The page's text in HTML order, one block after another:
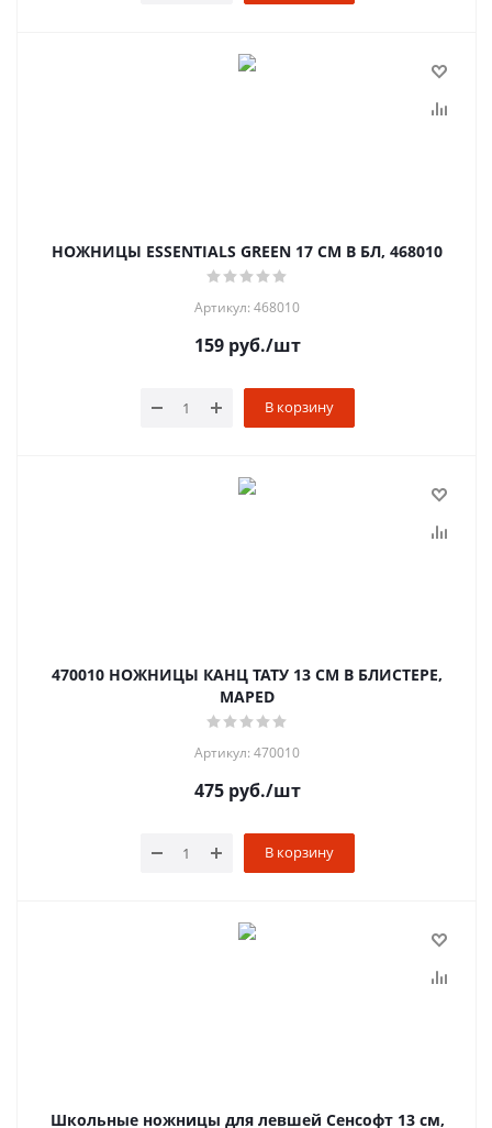
НОЖНИЦЫ ESSENTIALS GREEN 17 СМ В БЛ, 468010
Артикул: 468010
159руб./шт
В корзину
470010 НОЖНИЦЫ КАНЦ ТАТУ 13 СМ В БЛИСТЕРЕ,
MAPED
Артикул: 470010
475руб./шт
В корзину
Школьные ножницы для левшей Сенсофт 13 см,